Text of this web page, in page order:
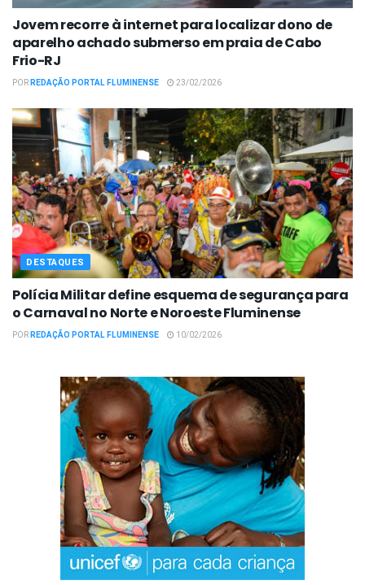
Jovem recorre à internet para localizar dono de
aparelho achado submerso em praia de Cabo
Frio-RJ
PORREDAÇÃO PORTAL FLUMINENSE 23/02/2026
DESTAQUES
Polícia Militar define esquema de segurança para
o Carnaval no Norte e Noroeste Fluminense
PORREDAÇÃO PORTAL FLUMINENSE 10/02/2026